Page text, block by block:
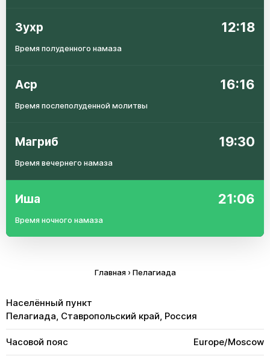
Зухр 12:18
Время полуденного намаза
Аср 16:16
Время послеполуденной молитвы
Магриб 19:30
Время вечернего намаза
Иша 21:06
Время ночного намаза
Главная › Пелагиада
Населённый пункт
Пелагиада, Ставропольский край, Россия
Часовой пояс Europe/Moscow